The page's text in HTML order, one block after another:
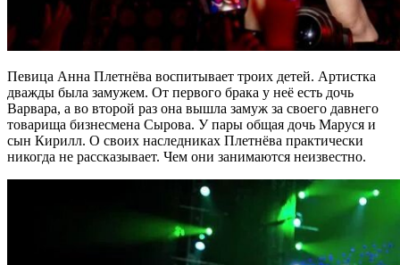
Певица Анна Плетнёва воспитывает троих детей. Артистка
дважды была замужем. От первого брака у неё есть дочь
Варвара, а во второй раз она вышла замуж за своего давнего
товарища бизнесмена Сырова. У пары общая дочь Маруся и
сын Кирилл. О своих наследниках Плетнёва практически
никогда не рассказывает. Чем они занимаются неизвестно.